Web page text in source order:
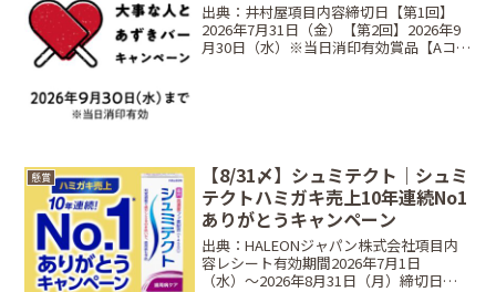
出典：井村屋項目内容締切日【第1回】
2026年7月31日（金）【第2回】2026年9
月30日（水）※当日消印有効賞品【Aコー
懸賞
【8/31〆】シュミテクト｜シュミ
テクトハミガキ売上10年連続No1
ありがとうキャンペーン
出典：HALEONジャパン株式会社項目内
容レシート有効期間2026年7月1日
（水）〜2026年8月31日（月）締切日